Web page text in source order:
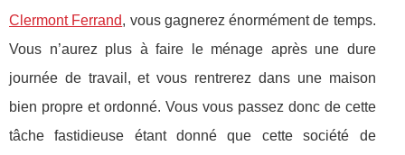
Clermont Ferrand, vous gagnerez énormément de temps.
Vous n’aurez plus à faire le ménage après une dure
journée de travail, et vous rentrerez dans une maison
bien propre et ordonné. Vous vous passez donc de cette
tâche fastidieuse étant donné que cette société de